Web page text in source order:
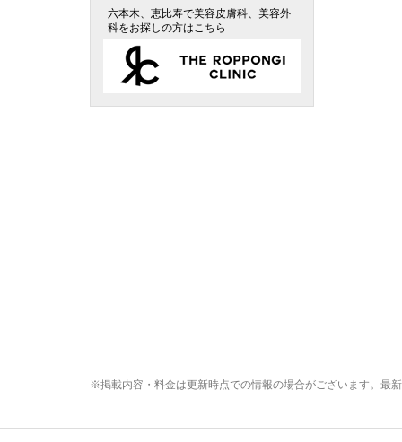
六本木、恵比寿で美容皮膚科、美容外
科をお探しの方はこちら
※掲載内容・料金は更新時点での情報の場合がございます。最